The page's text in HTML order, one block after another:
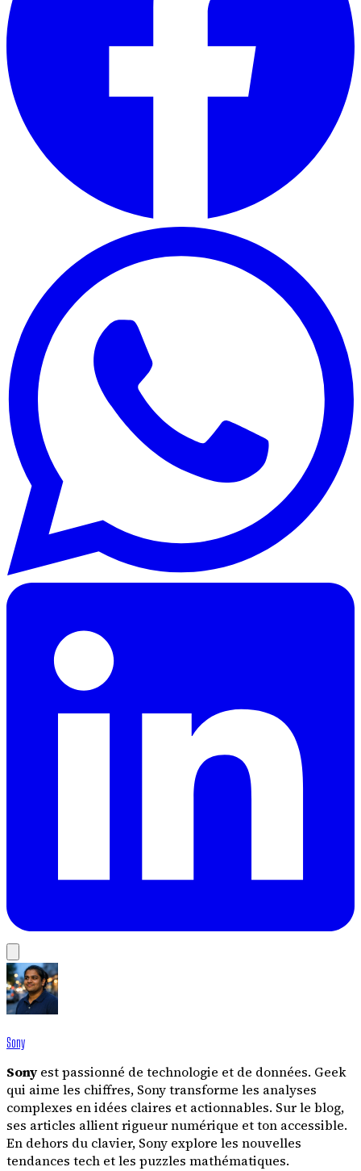
Sony
Sony est passionné de technologie et de données. Geek
qui aime les chiffres, Sony transforme les analyses
complexes en idées claires et actionnables. Sur le blog,
ses articles allient rigueur numérique et ton accessible.
En dehors du clavier, Sony explore les nouvelles
tendances tech et les puzzles mathématiques.